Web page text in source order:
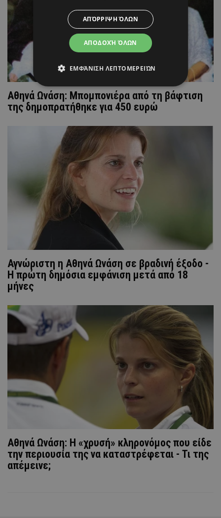
Αθηνά Ωνάση: Μπομπονιέρα από τη βάφτιση
της δημοπρατήθηκε για 450 ευρώ
Αγνώριστη η Αθηνά Ωνάση σε βραδινή έξοδο -
Η πρώτη δημόσια εμφάνιση μετά από 18
μήνες
Αθηνά Ωνάση: Η «χρυσή» κληρονόμος που είδε
την περιουσία της να καταστρέφεται - Τι της
απέμεινε;
ΑΠΟΔΟΧΉ ΌΛΩΝ
ΑΠΌΡΡΙΨΗ ΌΛΩΝ
ΕΜΦΆΝΙΣΗ ΛΕΠΤΟΜΕΡΕΙΏΝ